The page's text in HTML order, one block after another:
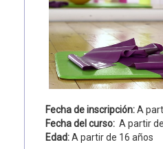
Fecha de inscripción:A
Fecha del curso: A partir
Edad:A partir de 16 años